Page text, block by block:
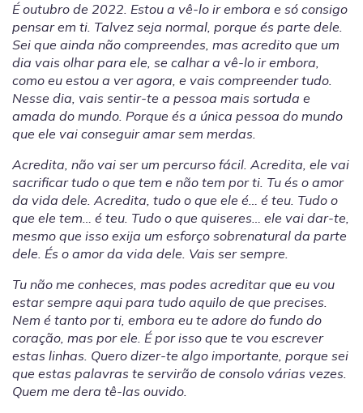
É outubro de 2022. Estou a vê-lo ir embora e só consigo
pensar em ti. Talvez seja normal, porque és parte dele.
Sei que ainda não compreendes, mas acredito que um
dia vais olhar para ele, se calhar a vê-lo ir embora,
como eu estou a ver agora, e vais compreender tudo.
Nesse dia, vais sentir-te a pessoa mais sortuda e
amada do mundo. Porque és a única pessoa do mundo
que ele vai conseguir amar sem merdas.
Acredita, não vai ser um percurso fácil. Acredita, ele vai
sacrificar tudo o que tem e não tem por ti. Tu és o amor
da vida dele. Acredita, tudo o que ele é… é teu. Tudo o
que ele tem… é teu. Tudo o que quiseres… ele vai dar-te,
mesmo que isso exija um esforço sobrenatural da parte
dele. És o amor da vida dele. Vais ser sempre.
Tu não me conheces, mas podes acreditar que eu vou
estar sempre aqui para tudo aquilo de que precises.
Nem é tanto por ti, embora eu te adore do fundo do
coração, mas por ele. É por isso que te vou escrever
estas linhas. Quero dizer-te algo importante, porque sei
que estas palavras te servirão de consolo várias vezes.
Quem me dera tê-las ouvido.